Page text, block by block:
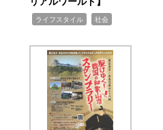
ライフスタイル 社会